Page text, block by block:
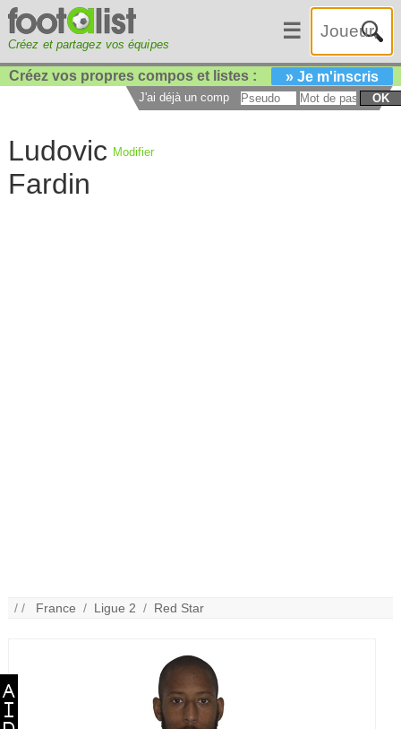
Créez et partagez vos équipes
☰
Créez vos propres compos et listes : » Je m'inscris
J'ai déjà un compte : OK
Ludovic
Fardin
Modifier
/ / France / Ligue 2 / Red Star